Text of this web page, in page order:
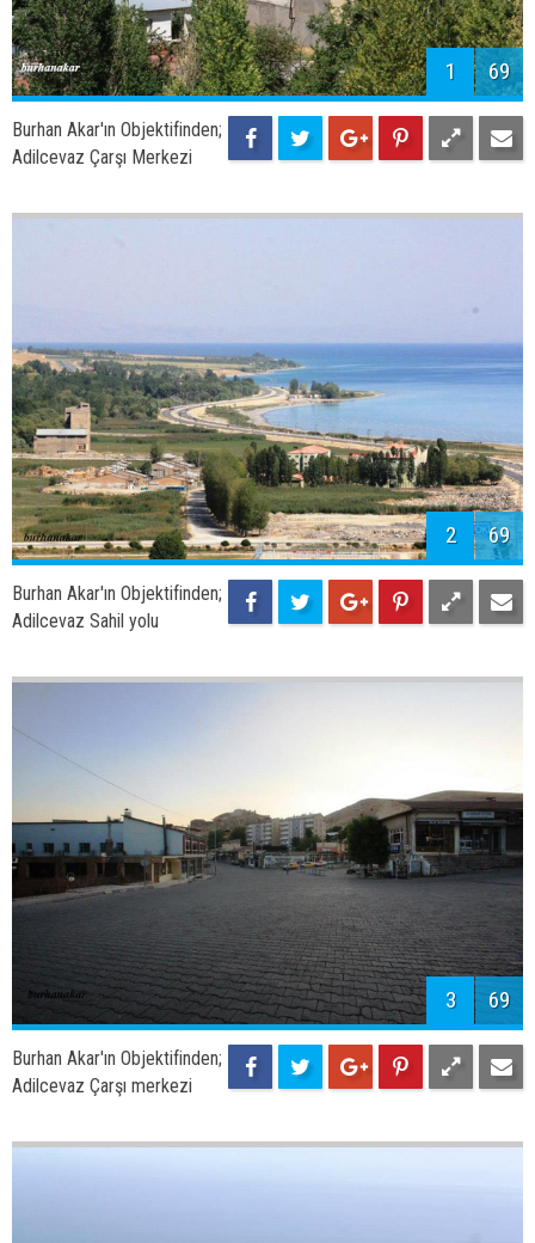
1 69
Burhan Akar'ın Objektifinden;
Adilcevaz Çarşı Merkezi
2 69
Burhan Akar'ın Objektifinden;
Adilcevaz Sahil yolu
3 69
Burhan Akar'ın Objektifinden;
Adilcevaz Çarşı merkezi